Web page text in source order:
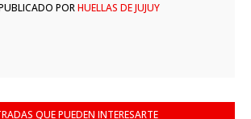
PORHUELLAS DE JUJUY
QUE PUEDEN INTERESARTE